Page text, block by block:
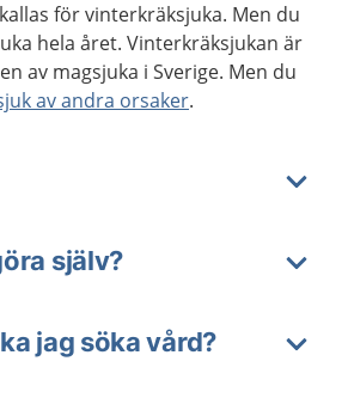
för vinterkräksjuka. Men du
hela året. Vinterkräksjukan är
av magsjuka i Sverige. Men du
av andra orsaker.
själv?
jag söka vård?